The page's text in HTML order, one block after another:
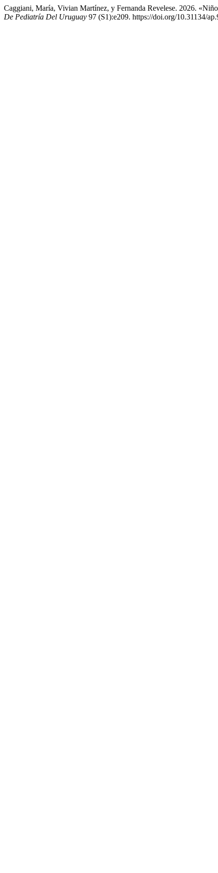
Caggiani, María, Vivian Martínez, y Fernanda Revelese. 2026.
De Pediatría Del Uruguay 97 (S1):e209. https://doi.org/10.31134/